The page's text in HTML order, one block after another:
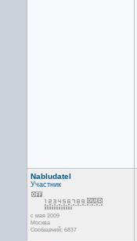
Nabludatel
Участник
с мая 2009
Москва
Сообщений: 6837